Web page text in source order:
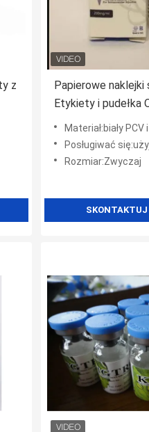
z
Papierowe naklejki
Etykiety i pudełka
farmaceutyczne
Materiał:biały PCV
Posługiwać
Rozmiar:Zwyczaj